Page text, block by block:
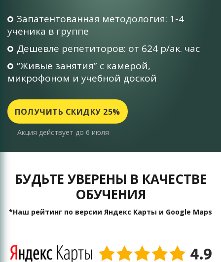
Запатентованная методология: 1-4
ученика в группе
Дешевле репетиторов: от 624 р/ак. час
“Живые занятия” c камерой,
микрофоном и учебной доской
ПОЛУЧИТЬ СКИДКУ 25%
Акция действует до 6 июля
БУДЬТЕ УВЕРЕНЫ В КАЧЕСТВЕ
ОБУЧЕНИЯ
*Наш рейтинг по версии Яндекс Карты и Google Maps